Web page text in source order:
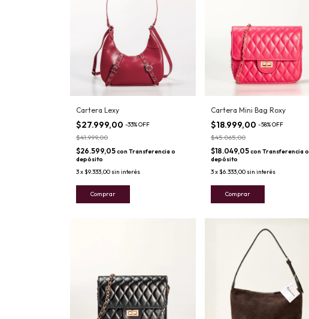
Cartera Lexy
$27.999,00 -33%OFF
$41.999,00
$26.599,05con Transferencia o
depósito
3x$9.333,00 sin interés
Comprar
Cartera Mini Bag Roxy
$18.999,00 -58%OFF
$45.065,00
$18.049,05con Transferencia o
depósito
3x$6.333,00 sin interés
Comprar